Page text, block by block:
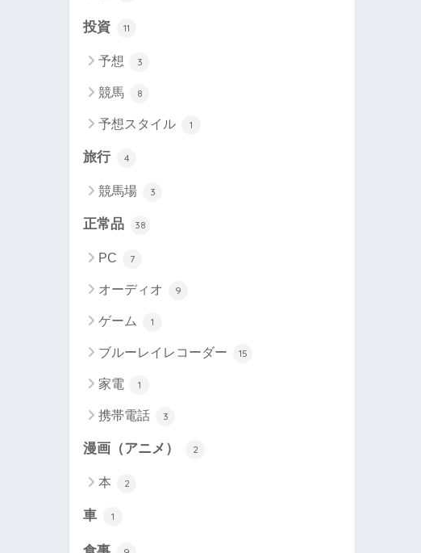
投資 11
予想 3
競馬 8
予想スタイル 1
旅行 4
競馬場 3
正常品 38
PC 7
オーディオ 9
ゲーム 1
ブルーレイレコーダー 15
家電 1
携帯電話 3
漫画（アニメ） 2
本 2
車 1